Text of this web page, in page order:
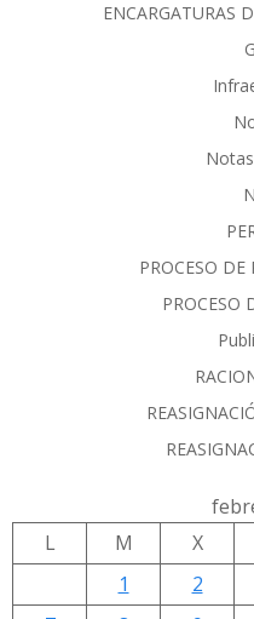
ENCARGATURAS
PROCESO
PROCESO
L
M X
1
2